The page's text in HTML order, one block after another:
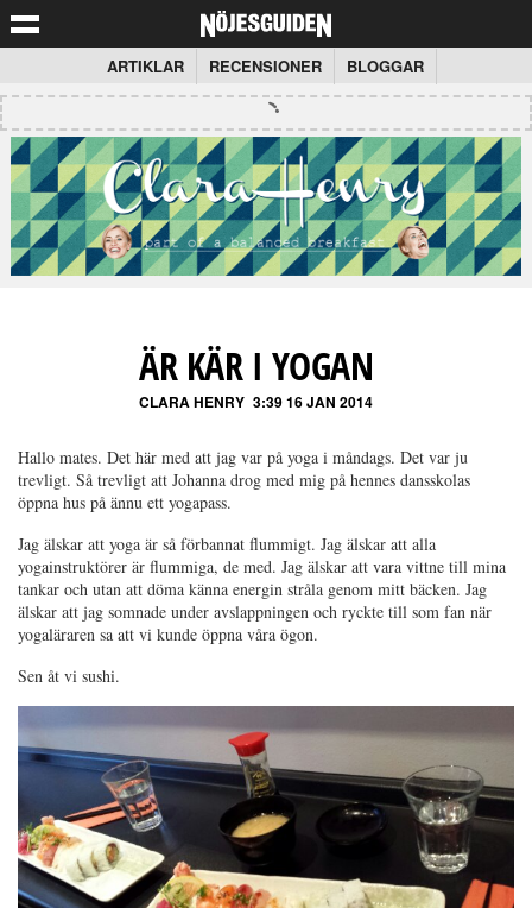
ARTIKLAR RECENSIONER BLOGGAR
ÄR KÄR I YOGAN
CLARA HENRY 3:39 16 JAN 2014
Hallo mates. Det här med att jag var på yoga i måndags. Det var ju
trevligt. Så trevligt att Johanna drog med mig på hennes dansskolas
öppna hus på ännu ett yogapass.
Jag älskar att yoga är så förbannat flummigt. Jag älskar att alla
yogainstruktörer är flummiga, de med. Jag älskar att vara vittne till mina
tankar och utan att döma känna energin stråla genom mitt bäcken. Jag
älskar att jag somnade under avslappningen och ryckte till som fan när
yogaläraren sa att vi kunde öppna våra ögon.
Sen åt vi sushi.